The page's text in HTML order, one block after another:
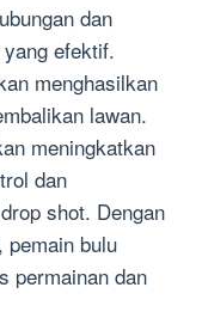
dan
efektif.
menghasilkan
lawan.
meningkatkan
dan
shot. Dengan
pemain bulu
permainan dan